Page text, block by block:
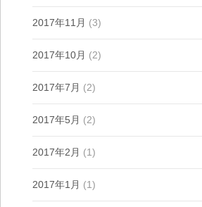
2017年11月 (3)
2017年10月 (2)
2017年7月 (2)
2017年5月 (2)
2017年2月 (1)
2017年1月 (1)